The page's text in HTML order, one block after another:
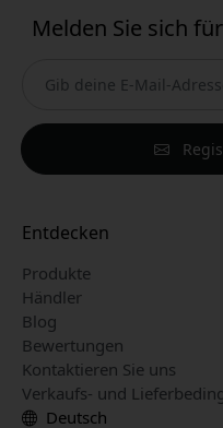
Melden Sie sich
Entdecken
Produkte
Händler
Blog
Bewertungen
Kontaktieren Sie uns
Verkaufs- und
Deutsch